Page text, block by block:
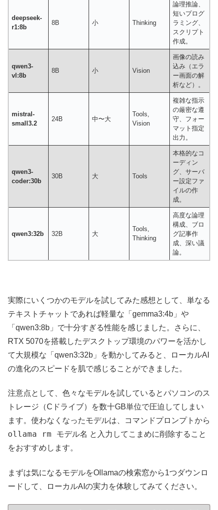
deepseek-
r1:8b
8B 小 Thinking
論理推論、
短いプログ
ラミング、
スクリプト
作成。
qwen3-
vl:8b
8B 小 Vision
画像の読み
込み（エラ
ー画面の解
析など）。
mistral-
small3.2
24B 中〜大
Tools,
Vision
複雑な指示
の厳密な遵
守、フォー
マット指定
出力。
qwen3-
coder:30b
30B 大 Tools
本格的なコ
ーディン
グ、サーバ
ー設定ファ
イルの作
成。
qwen3:32b 32B 大
Tools,
Thinking
高度な論理
構成、ブロ
グ記事作
成、深い議
論。
実際にいくつかのモデルを試してみた感想として、単なる
テキストチャットであれば軽量な「gemma3:4b」や
「qwen3:8b」で十分すぎる性能を感じました。さらに、
RTX 5070を搭載したデスクトップ環境のパワーを活かし
て大規模な「qwen3:32b」を動かしてみると、ローカルAI
の進化のスピードを肌で感じることができました。
注意点として、色々なモデルを試しているとパソコンのス
トレージ（Cドライブ）を数十GB単位で圧迫してしまい
ます。使わなくなったモデルは、コマンドプロンプトから
ollama rm モデル名 と入力してこまめに削除すること
をおすすめします。
まずは気になるモデルをOllamaの検索窓から1つダウンロ
ードして、ローカルAIの実力を体験してみてください。